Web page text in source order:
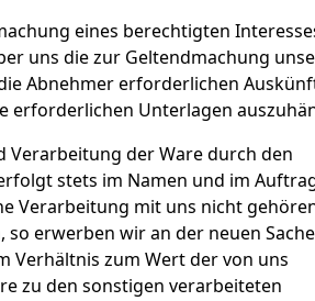
eines berechtigten
uns die zur Geltendmachung
Abnehmer erforderlichen
erforderlichen Unterlagen
Verarbeitung der Ware durch den
stets im Namen und im
Verarbeitung mit uns nicht
so erwerben wir an der neuen
Verhältnis zum Wert der von uns
zu den sonstigen verarbeiteten